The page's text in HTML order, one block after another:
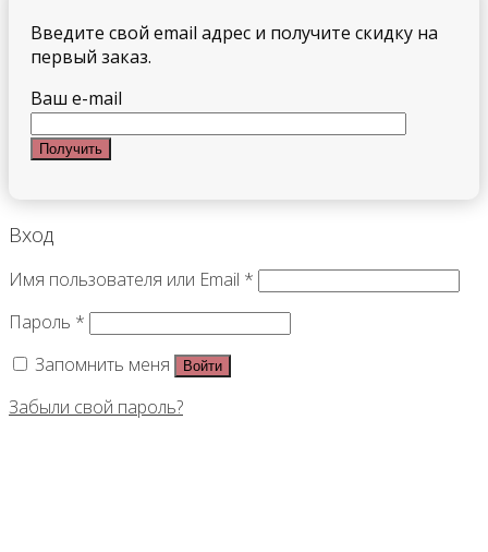
Введите свой email адрес и получите скидку на
первый заказ.
Ваш e-mail
Вход
Имя пользователя или Email *
Пароль *
Запомнить меня
Войти
Забыли свой пароль?